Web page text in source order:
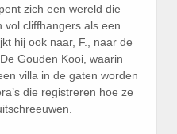
zich een wereld die
vol cliffhangers als een
hij ook naar, F., naar de
Gouden Kooi, waarin
villa in de gaten worden
die registreren hoe ze